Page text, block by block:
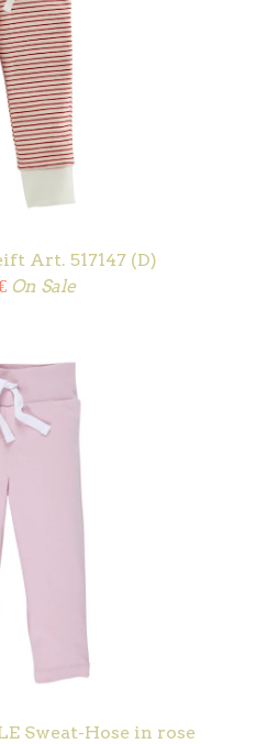
Art. 517147 (D)
On Sale
Sweat-Hose in rose